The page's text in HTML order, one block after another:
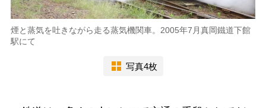
煙と蒸気を吐きながら走る蒸気機関車。2005年7月真岡鐵道下館
駅にて
写真4枚